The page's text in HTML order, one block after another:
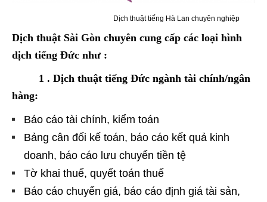
Dịch thuật tiếng Hà Lan chuyên nghiệp
Dịch thuật Sài Gòn chuyên cung cấp các loại hình
dịch tiếng Đức như :
1 . Dịch thuật tiếng Đức ngành tài chính/ngân
hàng:
Báo cáo tài chính, kiểm toán
Bảng cân đối kế toán, báo cáo kết quả kinh
doanh, báo cáo lưu chuyển tiền tệ
Tờ khai thuế, quyết toán thuế
Báo cáo chuyển giá, báo cáo định giá tài sản,